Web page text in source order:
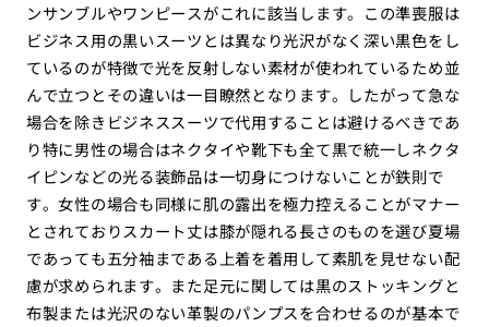
ンサンブルやワンピースがこれに該当します。この準喪服は
ビジネス用の黒いスーツとは異なり光沢がなく深い黒色をし
ているのが特徴で光を反射しない素材が使われているため並
んで立つとその違いは一目瞭然となります。したがって急な
場合を除きビジネススーツで代用することは避けるべきであ
り特に男性の場合はネクタイや靴下も全て黒で統一しネクタ
イピンなどの光る装飾品は一切身につけないことが鉄則で
す。女性の場合も同様に肌の露出を極力控えることがマナー
とされておりスカート丈は膝が隠れる長さのものを選び夏場
であっても五分袖まである上着を着用して素肌を見せない配
慮が求められます。また足元に関しては黒のストッキングと
布製または光沢のない革製のパンプスを合わせるのが基本で